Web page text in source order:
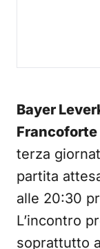
Bayer
Francoforte
terza
partita
alle 20:30
L’incontro
soprattutto